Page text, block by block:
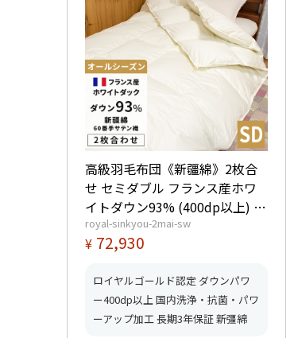
高級羽毛布団《新疆綿》2枚合
せ セミダブル フランス産ホワ
イトダウン93% (400dp以上) 合
掛1.0kg、薄掛0.45kg 【5つ星ロ
イヤルゴールド取得】【グッド
royal-sinkyou-2mai-sw
¥ 72,930
ロイヤルゴールド認定 ダウンパワ
ー400dp以上 国内洗浄・抗菌・パワ
ーアップ加工 長期3年保証 新彊綿